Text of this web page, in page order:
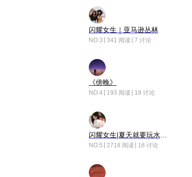
闪耀女生｜亚马逊丛林
NO.3 341 阅读 7 讨论
《傍晚》
NO.4 193 阅读 19 讨论
NO.5 2718 阅读 16 讨论